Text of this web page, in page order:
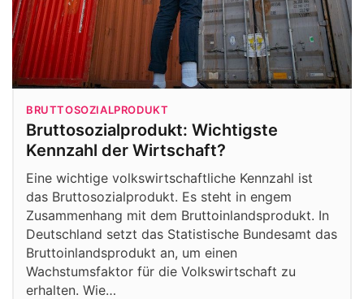
BRUTTOSOZIALPRODUKT
Bruttosozialprodukt: Wichtigste
Kennzahl der Wirtschaft?
Eine wichtige volkswirtschaftliche Kennzahl ist
das Bruttosozialprodukt. Es steht in engem
Zusammenhang mit dem Bruttoinlandsprodukt. In
Deutschland setzt das Statistische Bundesamt das
Bruttoinlandsprodukt an, um einen
Wachstumsfaktor für die Volkswirtschaft zu
erhalten. Wie…